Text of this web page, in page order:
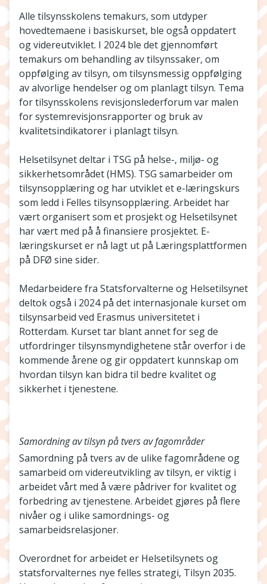
Alle tilsynsskolens temakurs, som utdyper
hovedtemaene i basiskurset, ble også oppdatert
og videreutviklet. I 2024 ble det gjennomført
temakurs om behandling av tilsynssaker, om
oppfølging av tilsyn, om tilsynsmessig oppfølging
av alvorlige hendelser og om planlagt tilsyn. Tema
for tilsynsskolens revisjonslederforum var malen
for systemrevisjonsrapporter og bruk av
kvalitetsindikatorer i planlagt tilsyn.
Helsetilsynet deltar i TSG på helse-, miljø- og
sikkerhetsområdet (HMS). TSG samarbeider om
tilsynsopplæring og har utviklet et e-læringskurs
som ledd i Felles tilsynsopplæring. Arbeidet har
vært organisert som et prosjekt og Helsetilsynet
har vært med på å finansiere prosjektet. E-
læringskurset er nå lagt ut på Læringsplattformen
på DFØ sine sider.
Medarbeidere fra Statsforvalterne og Helsetilsynet
deltok også i 2024 på det internasjonale kurset om
tilsynsarbeid ved Erasmus universitetet i
Rotterdam. Kurset tar blant annet for seg de
utfordringer tilsynsmyndighetene står overfor i de
kommende årene og gir oppdatert kunnskap om
hvordan tilsyn kan bidra til bedre kvalitet og
sikkerhet i tjenestene.
Samordning av tilsyn på tvers av fagområder
Samordning på tvers av de ulike fagområdene og
samarbeid om videreutvikling av tilsyn, er viktig i
arbeidet vårt med å være pådriver for kvalitet og
forbedring av tjenestene. Arbeidet gjøres på flere
nivåer og i ulike samordnings- og
samarbeidsrelasjoner.
Overordnet for arbeidet er Helsetilsynets og
statsforvalternes nye felles strategi, Tilsyn 2035.